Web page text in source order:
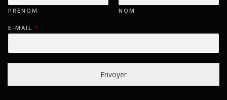
PRÉNOM NOM
E-MAIL *
Envoyer